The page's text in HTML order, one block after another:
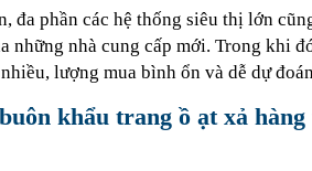
đa phần các hệ thống siêu thị lớn
những nhà cung cấp mới. Trong khi
lượng mua bình ổn và dễ dự
khẩu trang ồ ạt xả